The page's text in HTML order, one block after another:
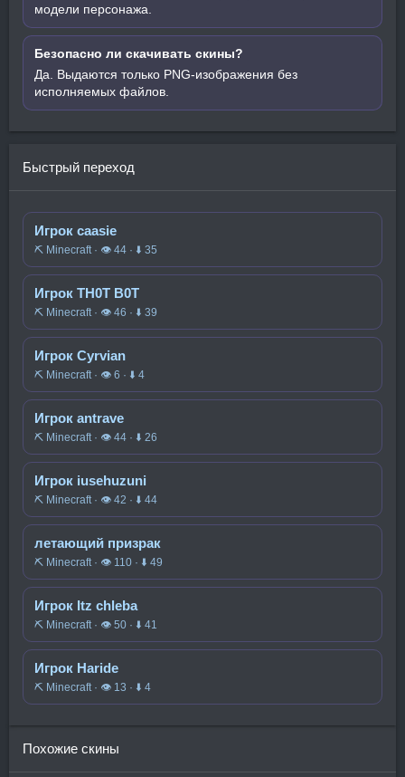
модели персонажа.
Безопасно ли скачивать скины?
Да. Выдаются только PNG-изображения без
исполняемых файлов.
Быстрый переход
Игрок caasie
⛏️ Minecraft · 👁 44 · ⬇ 35
Игрок TH0T B0T
⛏️ Minecraft · 👁 46 · ⬇ 39
Игрок Cyrvian
⛏️ Minecraft · 👁 6 · ⬇ 4
Игрок antrave
⛏️ Minecraft · 👁 44 · ⬇ 26
Игрок iusehuzuni
⛏️ Minecraft · 👁 42 · ⬇ 44
летающий призрак
⛏️ Minecraft · 👁 110 · ⬇ 49
Игрок Itz chleba
⛏️ Minecraft · 👁 50 · ⬇ 41
Игрок Haride
⛏️ Minecraft · 👁 13 · ⬇ 4
Похожие скины